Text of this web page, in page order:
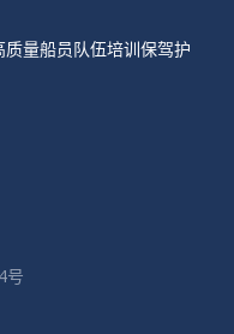
量船员队伍培训保驾护
号